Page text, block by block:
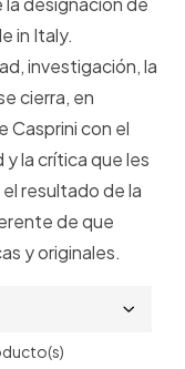
in Italy.
investigación, la
cierra, en
Casprini con el
la crítica que les
resultado de la
de que
y originales.